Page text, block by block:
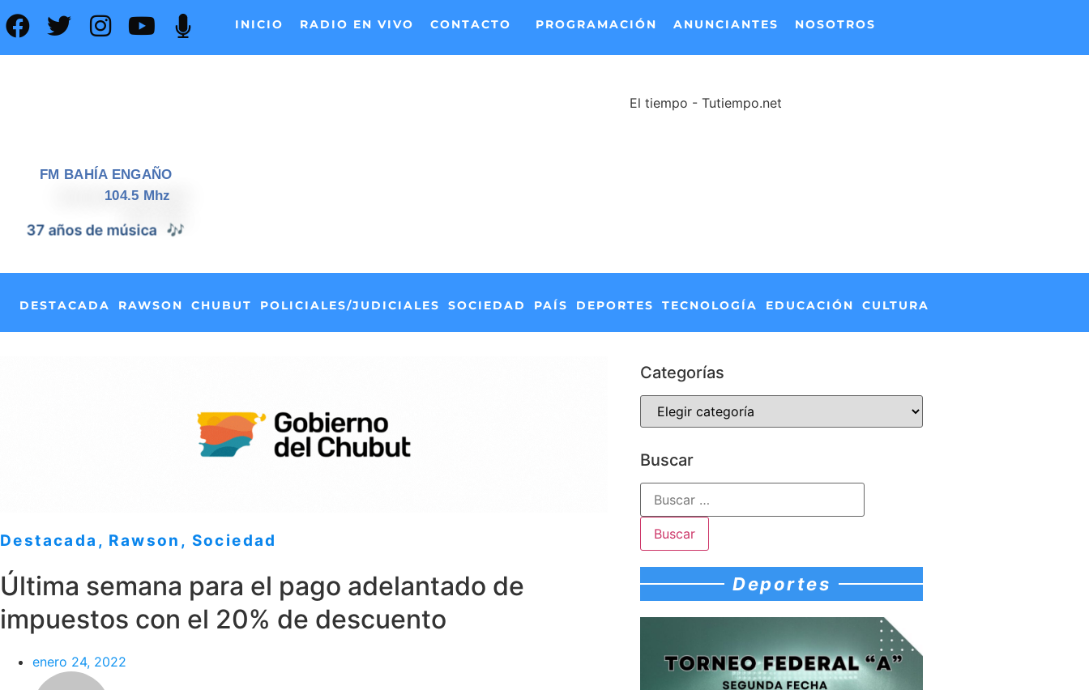
INICIO RADIO EN VIVO CONTACTO PROGRAMACIÓN ANUNCIANTES NOSOTROS
FM BAHÍA ENGAÑO
104.5 Mhz
37 años de noticias 📰
El tiempo - Tutiempo.net
DESTACADA RAWSON CHUBUT POLICIALES/JUDICIALES SOCIEDAD PAÍS DEPORTES TECNOLOGÍA EDUCACIÓN CULTURA
Destacada , Rawson , Sociedad
Última semana para el pago adelantado de
impuestos con el 20% de descuento
enero 24, 2022
Categorías
Buscar
Deportes